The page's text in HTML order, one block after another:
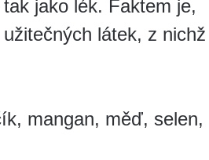
jako lék. Faktem je,
látek, z nichž
mangan, měď, selen,